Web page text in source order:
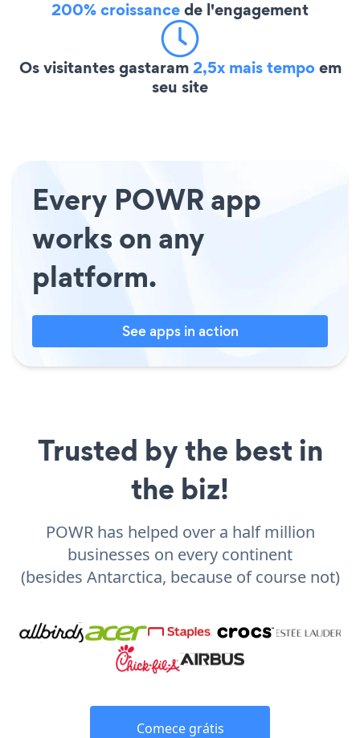
200% croissancede l'engagement
Os visitantes gastaram2,5x mais tempoem
seu site
Every POWR app
works on any
platform.
See apps in action
Trusted by the best in
the biz!
POWR has helped over a half million
businesses on every continent
(besides Antarctica, because of course not)
Comece grátis